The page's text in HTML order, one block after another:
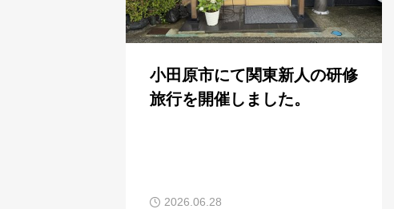
小田原市にて関東新人の研修
旅行を開催しました。
2026.06.28